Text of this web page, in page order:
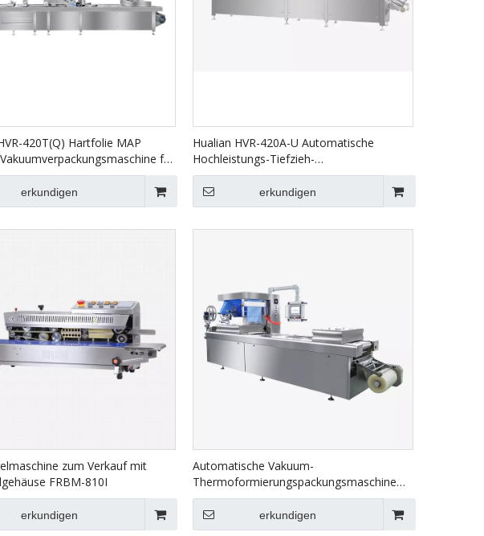
420T(Q) Hartfolie MAP
für
Fertiggerichte,
erkundigen
Hualian HVR-420A-U Automatische
Hochleistungs-Tiefzieh-
Vakuumverpackungsmaschinen für die
Lebensmittelverpackung
erkundigen
zum Verkauf mit
FRBM-810I
erkundigen
Automatische Vakuum-
Thermoformierungspackungsmaschine
für Lebensmittel HVR-420A
erkundigen